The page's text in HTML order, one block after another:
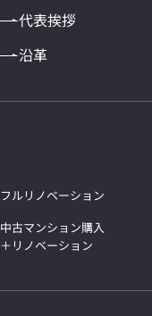
代表挨拶
沿革
フルリノベーション
中古マンション購入
＋リノベーション